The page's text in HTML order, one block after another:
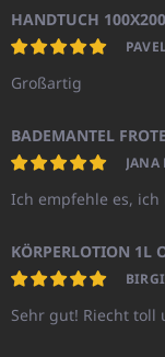
HANDTUCH
Großartig
BADEMANTEL
JANA
Ich empfehle es,
Sehr gut! Riecht toll